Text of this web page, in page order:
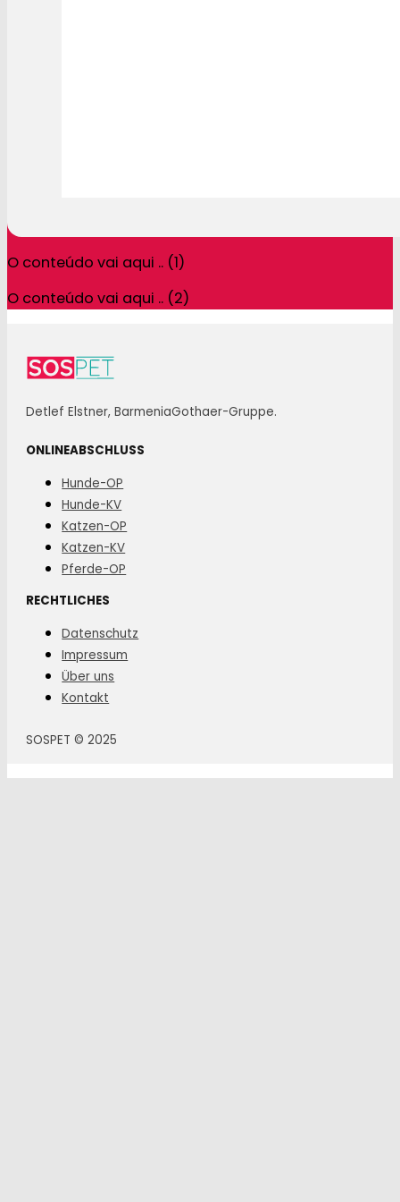
O conteúdo vai aqui .. (1)
O conteúdo vai aqui .. (2)
Detlef Elstner, BarmeniaGothaer-Gruppe.
ONLINEABSCHLUSS
Hunde-OP
Hunde-KV
Katzen-OP
Katzen-KV
Pferde-OP
RECHTLICHES
Datenschutz
Impressum
Über uns
Kontakt
SOSPET © 2025